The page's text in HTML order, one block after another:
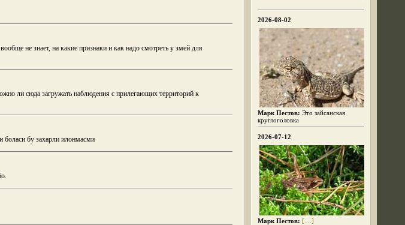
не знает, на какие признаки и как надо смотреть у змей для
ли сюда загружать наблюдения с прилегающих территорий к
бу захарли илонмасми
2026-08-02
Марк Пестов: Это зайсанская
круглоголовка
2026-07-12
Марк Пестов: [....]